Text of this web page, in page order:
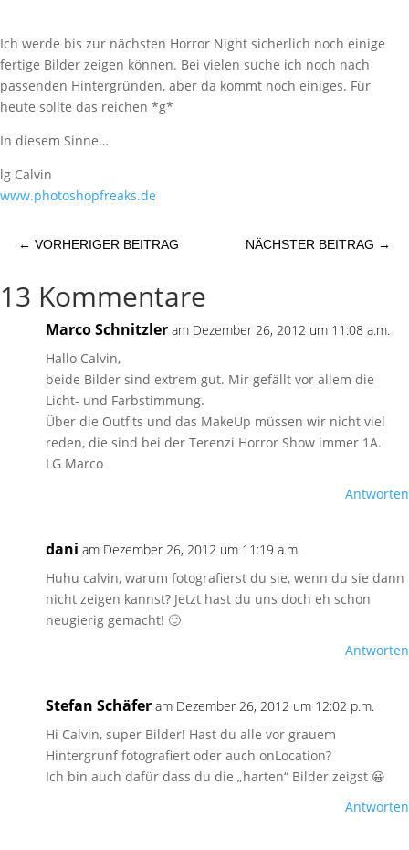
Ich werde bis zur nächsten Horror Night sicherlich noch einige
fertige Bilder zeigen können. Bei vielen suche ich noch nach
passenden Hintergründen, aber da kommt noch einiges. Für
heute sollte das reichen *g*
In diesem Sinne…
lg Calvin
www.photoshopfreaks.de
← VORHERIGER BEITRAG NÄCHSTER BEITRAG →
13 Kommentare
Marco Schnitzler am Dezember 26, 2012 um 11:08 a.m.
Hallo Calvin,
beide Bilder sind extrem gut. Mir gefällt vor allem die
Licht- und Farbstimmung.
Über die Outfits und das MakeUp müssen wir nicht viel
reden, die sind bei der Terenzi Horror Show immer 1A.
LG Marco
Antworten
dani am Dezember 26, 2012 um 11:19 a.m.
Huhu calvin, warum fotografierst du sie, wenn du sie dann
nicht zeigen kannst? Jetzt hast du uns doch eh schon
neugierig gemacht! 🙂
Antworten
Stefan Schäfer am Dezember 26, 2012 um 12:02 p.m.
Hi Calvin, super Bilder! Hast du alle vor grauem
Hintergrunf fotografiert oder auch onLocation?
Ich bin auch dafür dass du die „harten“ Bilder zeigst 😀
Antworten